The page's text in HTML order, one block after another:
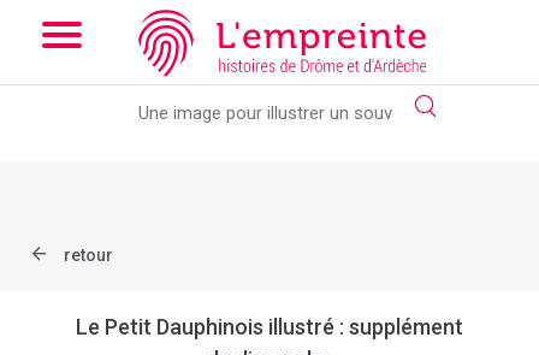
Array ( [slug] => document [ref] => bpt6k952742w )
new slick-theme.css if you want the default styling
retour
Le Petit Dauphinois illustré : supplément